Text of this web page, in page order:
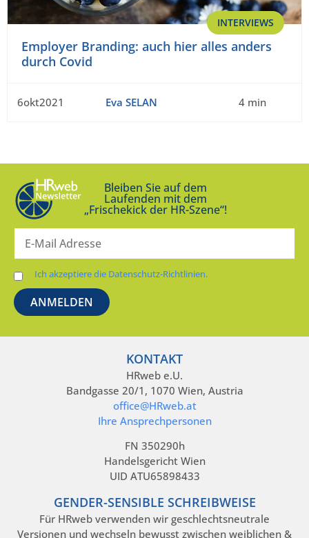
INTERVIEWS
Employer Branding: auch hier alles anders
durch Covid
6okt2021 Eva SELAN 4 min
Bleiben Sie auf dem
Laufenden mit dem
„Frischekick der HR-Szene“!
Ich akzeptiere die Datenschutz-Richtlinien.
KONTAKT
HRweb e.U.
Bandgasse 20/1, 1070 Wien, Austria
office@HRweb.at
Ihre Ansprechpersonen
FN 350290h
Handelsgericht Wien
UID ATU65898433
GENDER-SENSIBLE SCHREIBWEISE
Für HRweb verwenden wir geschlechtsneutrale
Versionen und wechseln bewusst zwischen weiblichen &